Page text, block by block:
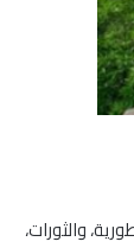
والثورات،